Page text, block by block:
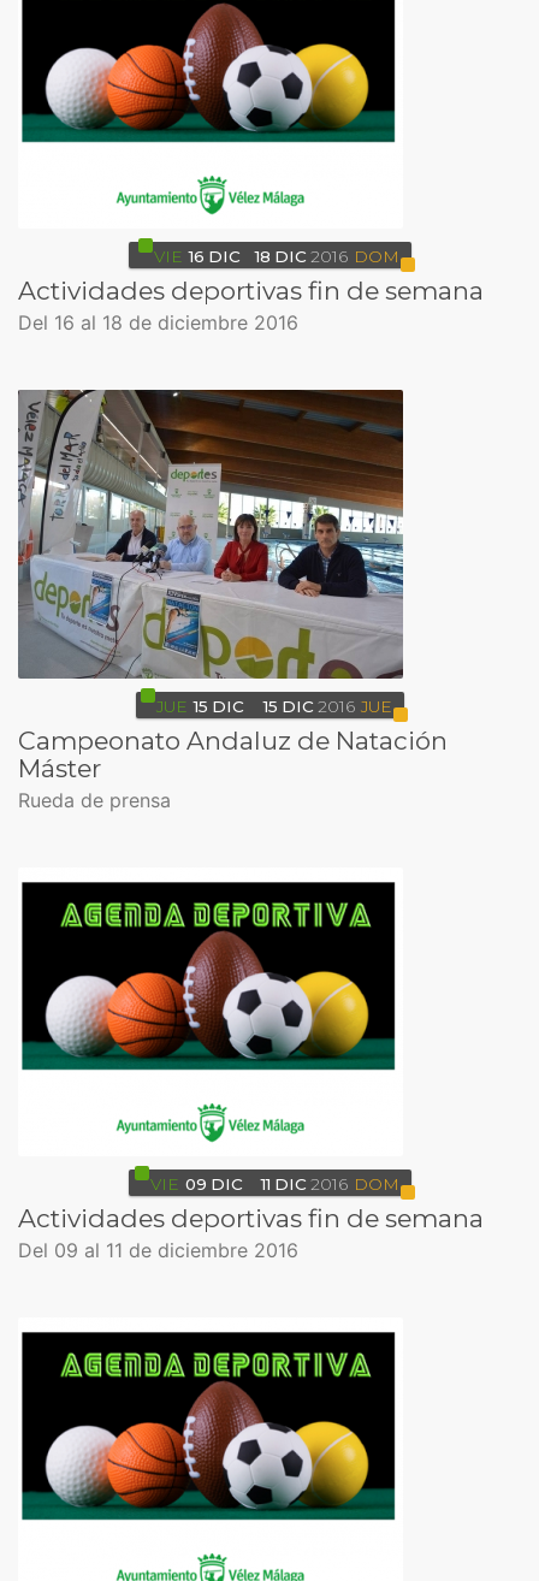
VIE 16 DIC 18 DIC 2016 DOM
Actividades deportivas fin de semana
Del 16 al 18 de diciembre 2016
JUE 15 DIC 15 DIC 2016 JUE
Campeonato Andaluz de Natación
Máster
Rueda de prensa
VIE 09 DIC 11 DIC 2016 DOM
Actividades deportivas fin de semana
Del 09 al 11 de diciembre 2016